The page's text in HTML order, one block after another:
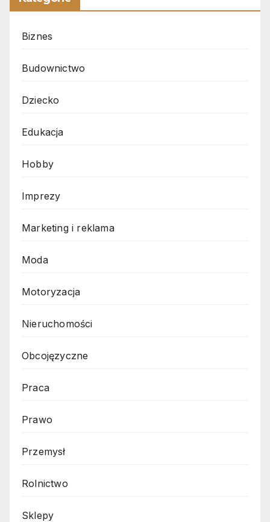
Biznes
Budownictwo
Dziecko
Edukacja
Hobby
Imprezy
Marketing i reklama
Moda
Motoryzacja
Nieruchomości
Obcojęzyczne
Praca
Prawo
Przemysł
Rolnictwo
Sklepy